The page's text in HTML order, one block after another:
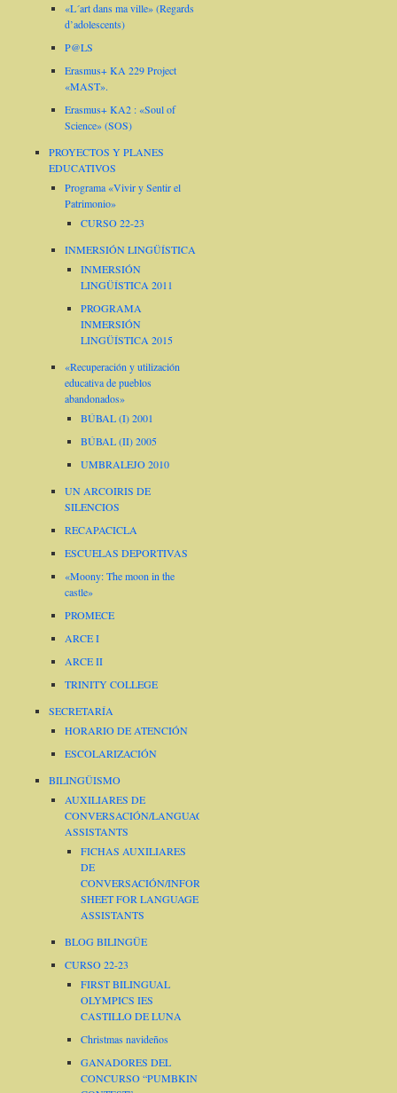
«L´art dans ma ville» (Regards
d’adolescents)
P@LS
Erasmus+ KA 229 Project
«MAST».
Erasmus+ KA2 : «Soul of
Science» (SOS)
PROYECTOS Y PLANES
EDUCATIVOS
Programa «Vivir y Sentir el
Patrimonio»
CURSO 22-23
INMERSIÓN LINGÜÍSTICA
INMERSIÓN
LINGÜÍSTICA 2011
PROGRAMA
INMERSIÓN
LINGÜÍSTICA 2015
«Recuperación y utilización
educativa de pueblos
abandonados»
BÚBAL (I) 2001
BÚBAL (II) 2005
UMBRALEJO 2010
UN ARCOIRIS DE
SILENCIOS
RECAPACICLA
ESCUELAS DEPORTIVAS
«Moony: The moon in the
castle»
PROMECE
ARCE I
ARCE II
TRINITY COLLEGE
SECRETARÍA
HORARIO DE ATENCIÓN
ESCOLARIZACIÓN
BILINGÜISMO
AUXILIARES DE
CONVERSACIÓN/LANGUAGE
ASSISTANTS
FICHAS AUXILIARES
DE
CONVERSACIÓN/INFORMATION
SHEET FOR LANGUAGE
ASSISTANTS
BLOG BILINGÜE
CURSO 22-23
FIRST BILINGUAL
OLYMPICS IES
CASTILLO DE LUNA
Christmas navideños
GANADORES DEL
CONCURSO “PUMBKIN